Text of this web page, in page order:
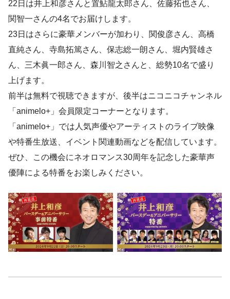
22日は井上和彦さんと置鮎龍太郎さん、佐藤拓也さん、
関智一さんの4名でお届けします。
23日はさらに豪華メンバーが加わり、関俊彦さん、高橋
直純さん、寺島拓篤さん、保志総一朗さん、堀内賢雄さ
ん、三木眞一郎さん、森川智之さんと、総勢10名で盛り
上げます。
前半は無料で視聴できますが、後半はニコニコチャンネル
「animelo+」会員限定コーナーとなります。
「animelo+」では人気声優やアーティストのライブ映像
や特番生放送、イベント関連動画などを配信しています。
ぜひ、この機会にネオロマンス30周年を記念した豪華声
優陣による特番をお楽しみください。